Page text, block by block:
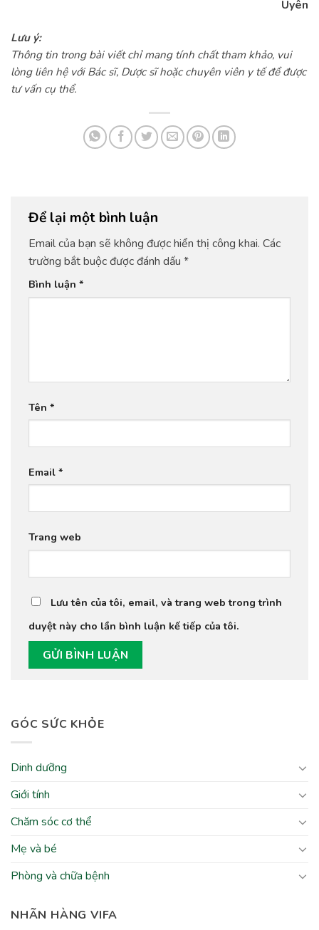
GÓC SỨC KHỎE
Dinh dưỡng
Giới tính
Chăm sóc cơ thể
Mẹ và bé
Phòng và chữa bệnh
NHÃN HÀNG VIFA
Uyên
Lưu ý:
Thông tin trong bài viết chỉ mang tính chất tham khảo, vui
lòng liên hệ với Bác sĩ, Dược sĩ hoặc chuyên viên y tế để được
tư vấn cụ thể.
Để lại một bình luận
Email của bạn sẽ không được hiển thị công khai. Các
trường bắt buộc được đánh dấu *
Bình luận *
Tên *
Email *
Trang web
Lưu tên của tôi, email, và trang web trong trình
duyệt này cho lần bình luận kế tiếp của tôi.